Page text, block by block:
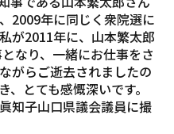
2009年に同じく衆院選に
が2011年に、山本繁太郎
なり、一緒にお仕事をさ
がらご逝去されましたの
とても感慨深いです。
知子山口県議会議員に撮